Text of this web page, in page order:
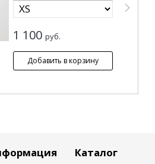
1 100 руб.
Каталог